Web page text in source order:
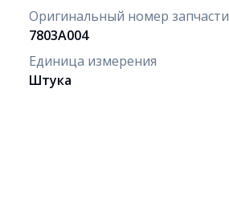
Оригинальный номер запчасти
7803A004
Единица измерения
Штука